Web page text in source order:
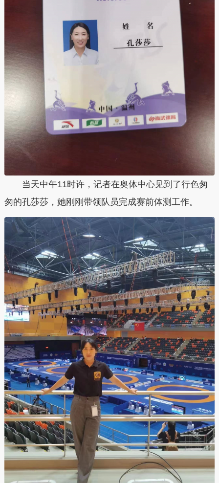
当天中午11时许，记者在奥体中心见到了行色匆
匆的孔莎莎，她刚刚带领队员完成赛前体测工作。